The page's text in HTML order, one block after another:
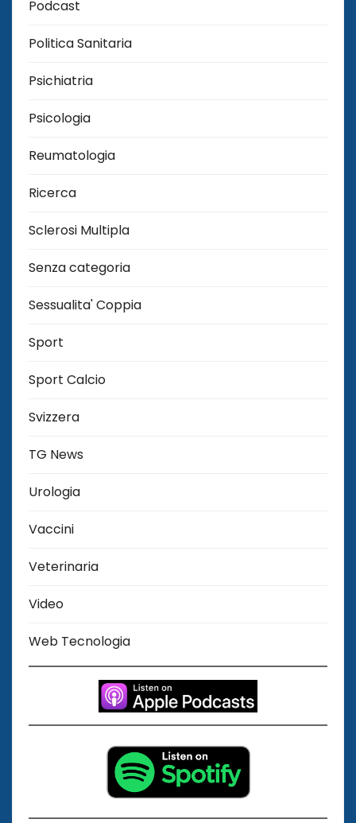
Podcast
Politica Sanitaria
Psichiatria
Psicologia
Reumatologia
Ricerca
Sclerosi Multipla
Senza categoria
Sessualita' Coppia
Sport
Sport Calcio
Svizzera
TG News
Urologia
Vaccini
Veterinaria
Video
Web Tecnologia